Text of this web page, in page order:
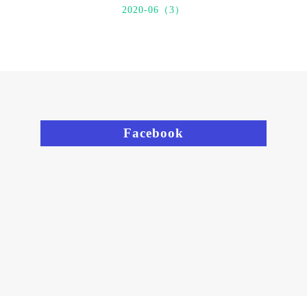
2020-06（3）
Facebook